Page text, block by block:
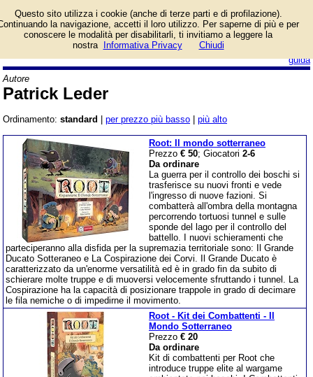
guida
Lista giochi da tavolo
dell'autore Patrick Leder.
Autore
Patrick Leder
Ordinamento: standard per prezzo più basso più alto
Root: Il mondo sotterraneo
Prezzo € 50; Giocatori 2-6
Da ordinare
La guerra per il controllo dei boschi si
trasferisce su nuovi fronti e vede
l'ingresso di nuove fazioni. Si
combatterà all'ombra della montagna
percorrendo tortuosi tunnel e sulle
sponde del lago per il controllo del
battello. I nuovi schieramenti che
parteciperanno alla disfida per la supremazia territoriale sono: Il Grande
Ducato Sotteraneo e La Cospirazione dei Corvi. Il Grande Ducato è
caratterizzato da un'enorme versatilità ed è in grado fin da subito di
schierare molte truppe e di muoversi velocemente sfruttando i tunnel. La
Cospirazione ha la capacità di posizionare trappole in grado di decimare
le fila nemiche o di impedirne il movimento.
Root - Kit dei Combattenti - Il
Mondo Sotterraneo
Prezzo € 20
Da ordinare
Kit di combattenti per Root che
introduce truppe elite al wargame
Questo sito utilizza i cookie (anche di terze parti e di profilazione).
la navigazione, accetti il loro utilizzo. Per saperne di più e per
conoscere le modalità per disabilitarli, ti invitiamo a leggere la
nostra
Informativa Privacy Chiudi